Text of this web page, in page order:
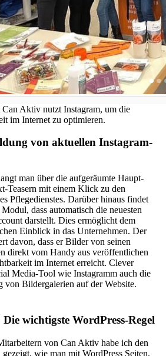
Can Aktiv nutzt Instagram, um die
im Internet zu optimieren.
von aktuellen Instagram-
man über die aufgeräumte Haupt-
Teasern mit einem Klick zu den
Pflegedienstes. Darüber hinaus findet
dass automatisch die neuesten
darstellt. Dies ermöglicht dem
Einblick in das Unternehmen. Der
davon, dass er Bilder von seinen
direkt vom Handy aus veröffentlichen
im Internet erreicht. Clever
Media-Tool wie Instagramm auch die
von Bildergalerien auf der Website.
wichtigste WordPress-Regel
von Can Aktiv habe ich den
wie man mit WordPress Seiten,